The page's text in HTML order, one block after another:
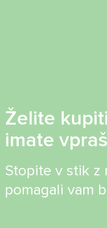
Želite
imate
Stopite v stik z
pomagali vam